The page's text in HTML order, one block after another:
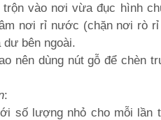
vào nơi vừa đục hình
nơi rỉ nước (chặn nơi rò
bên ngoài.
nên dùng nút gỗ để chèn
:
số lượng nhỏ cho mỗi